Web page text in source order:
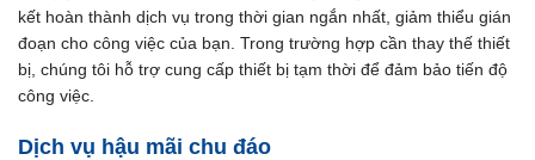
kết hoàn thành dịch vụ trong thời gian ngắn nhất, giảm thiểu gián
đoạn cho công việc của bạn. Trong trường hợp cần thay thế thiết
bị, chúng tôi hỗ trợ cung cấp thiết bị tạm thời để đảm bảo tiến độ
công việc.
Dịch vụ hậu mãi chu đáo